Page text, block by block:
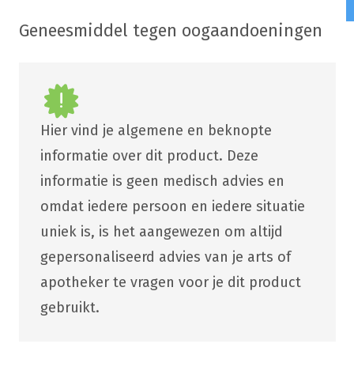
Geneesmiddel tegen oogaandoeningen
Hier vind je algemene en beknopte
informatie over dit product. Deze
informatie is geen medisch advies en
omdat iedere persoon en iedere situatie
uniek is, is het aangewezen om altijd
gepersonaliseerd advies van je arts of
apotheker te vragen voor je dit product
gebruikt.